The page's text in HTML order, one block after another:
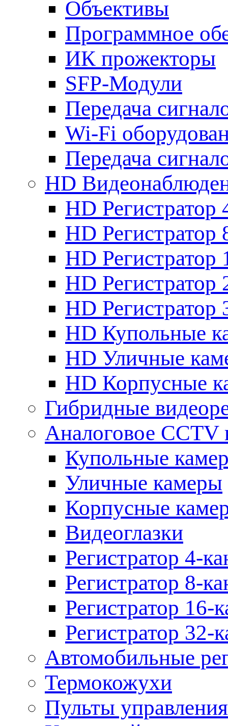
Объективы
Программное
ИК прожекторы
SFP-Модули
Передача
Wi-Fi
Передача
HD
HD Регистратор
HD Регистратор
HD Регистратор
HD Регистратор
HD Регистратор
HD Купольные
HD Уличные
HD Корпусные
Гибридные
Аналоговое CCTV
Купольные
Уличные камеры
Корпусные
Видеоглазки
Регистратор 4-
Регистратор 8-
Регистратор 16-
Регистратор 32-
Автомобильные
Термокожухи
Пульты управления